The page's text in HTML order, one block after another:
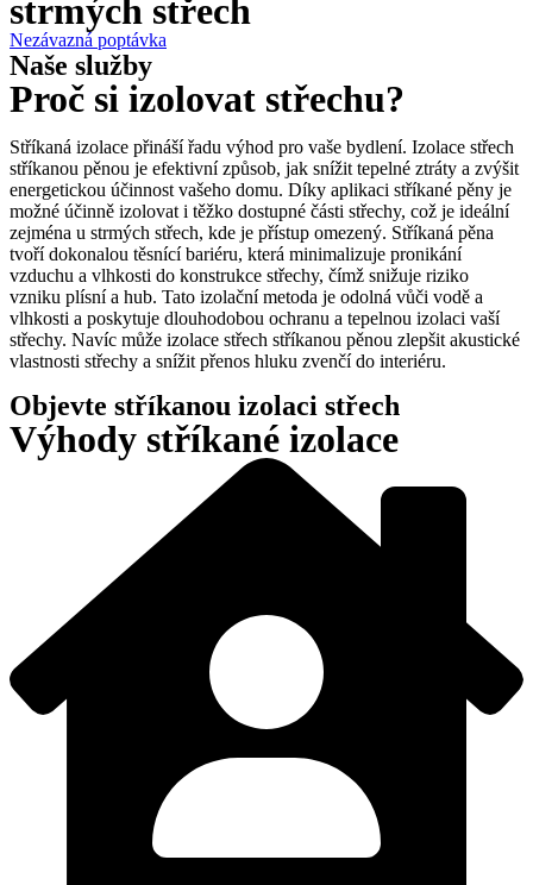
strmých střech
Nezávazná poptávka
Naše služby
Proč si izolovat střechu?
Stříkaná izolace přináší řadu výhod pro vaše bydlení. Izolace střech
stříkanou pěnou je efektivní způsob, jak snížit tepelné ztráty a zvýšit
energetickou účinnost vašeho domu. Díky aplikaci stříkané pěny je
možné účinně izolovat i těžko dostupné části střechy, což je ideální
zejména u strmých střech, kde je přístup omezený. Stříkaná pěna
tvoří dokonalou těsnící bariéru, která minimalizuje pronikání
vzduchu a vlhkosti do konstrukce střechy, čímž snižuje riziko
vzniku plísní a hub. Tato izolační metoda je odolná vůči vodě a
vlhkosti a poskytuje dlouhodobou ochranu a tepelnou izolaci vaší
střechy. Navíc může izolace střech stříkanou pěnou zlepšit akustické
vlastnosti střechy a snížit přenos hluku zvenčí do interiéru.
Objevte stříkanou izolaci střech
Výhody stříkané izolace